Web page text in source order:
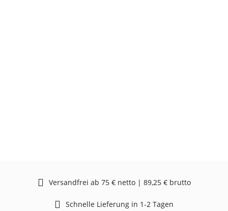
Versandfrei ab 75 € netto | 89,25 € brutto
Schnelle Lieferung in 1-2 Tagen